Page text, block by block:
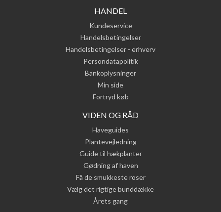
HANDEL
Kundeservice
Handelsbetingelser
Handelsbetingelser - erhverv
Persondatapolitik
Bankoplysninger
Min side
Fortryd køb
VIDEN OG RÅD
Haveguides
Plantevejledning
Guide til hækplanter
Gødning af haven
Få de smukkeste roser
Vælg det rigtige bunddække
Årets gang